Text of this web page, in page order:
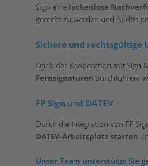
Sign eine lückenlose
gerecht zu werden und Audits
Sichere und rechtsgültige
Dank der Kooperation mit Sign-
Fernsignaturen durchführen,
FP Sign und DATEV
Durch die Integration von FP
DATEV-Arbeitsplatz starten
Unser Team unterstützt Sie